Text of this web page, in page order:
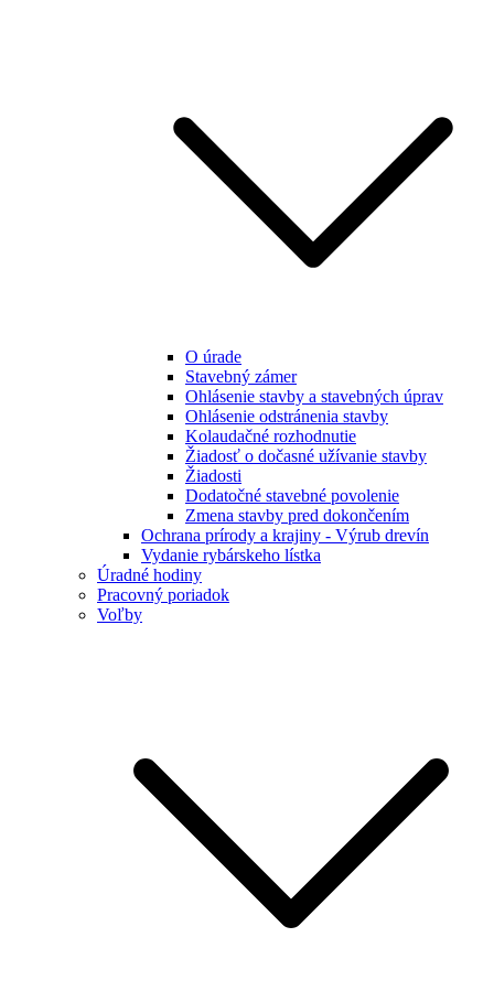
O úrade
Stavebný zámer
Ohlásenie stavby a stavebných úprav
Ohlásenie odstránenia stavby
Kolaudačné rozhodnutie
Žiadosť o dočasné užívanie stavby
Žiadosti
Dodatočné stavebné povolenie
Zmena stavby pred dokončením
Ochrana prírody a krajiny - Výrub drevín
Vydanie rybárskeho lístka
Úradné hodiny
Pracovný poriadok
Voľby